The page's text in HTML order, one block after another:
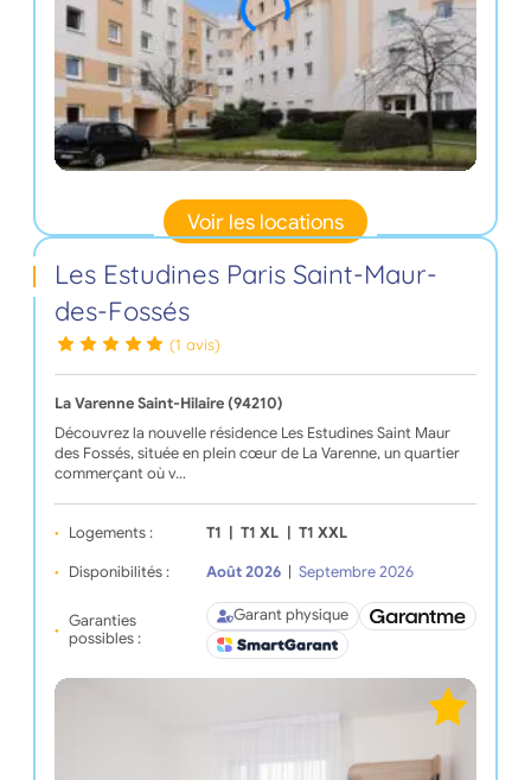
Voir les locations
Les Estudines Paris Saint-Maur-
des-Fossés
(1 avis)
La Varenne Saint-Hilaire (94210)
Découvrez la nouvelle résidence Les Estudines Saint Maur
des Fossés, située en plein cœur de La Varenne, un quartier
commerçant où v…
Logements : T1 T1 XL T1 XXL
Disponibilités : Août 2026 Septembre 2026
Garanties
possibles :
Garant physique